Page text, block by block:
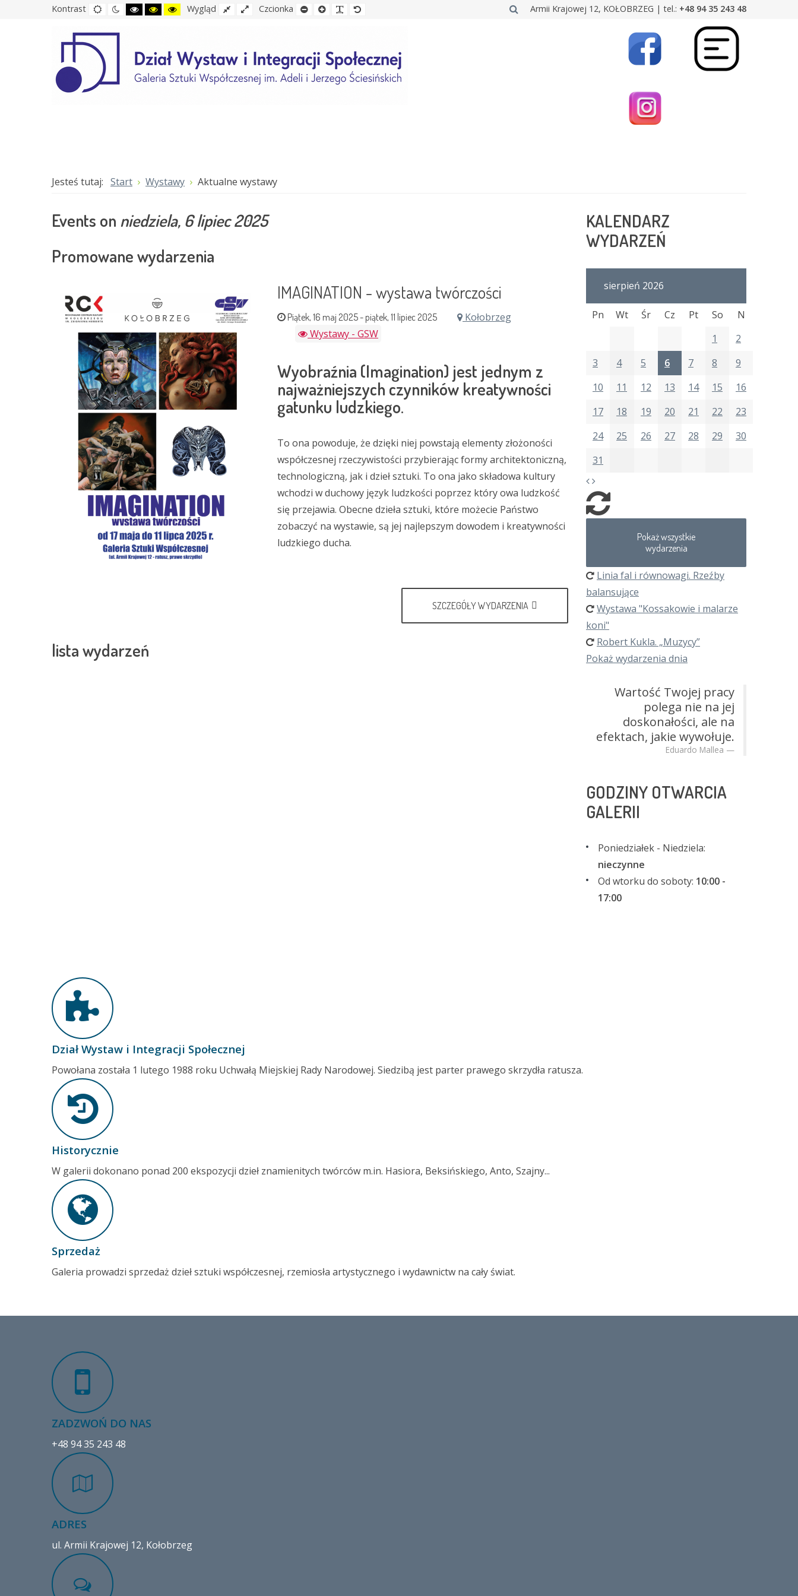
Kontrast Tryb
domyślny
Tryb
nocny
Tryb
wysokiego
bieli
Tryb
wysokiego
żółetego
Tryb
wysokiego
czarnego
Wygląd Normlany
układ
Szeroki
Czcionka Ustaw
mniejszą
Ustaw
większą
Zwiększ
czytelność
Ustaw Armii Krajowej 12, KOŁOBRZEG | tel.: +48 94 35 243 48
Jesteś tutaj: Start Wystawy Aktualne wystawy
Events on niedziela, 6 lipiec 2025
Promowane wydarzenia
IMAGINATION - wystawa twórczości
Piątek, 16 maj 2025- piątek, 11 lipiec 2025
Kołobrzeg
Wystawy - GSW
Wyobraźnia (Imagination) jest jednym z
najważniejszych czynników kreatywności
gatunku ludzkiego.
To ona powoduje, że dzięki niej powstają elementy złożoności
współczesnej rzeczywistości przybierając formy architektoniczną,
technologiczną, jak i dzieł sztuki. To ona jako składowa kultury
wchodzi w duchowy język ludzkości poprzez który owa ludzkość
się przejawia. Obecne dzieła sztuki, które możecie Państwo
zobaczyć na wystawie, są jej najlepszym dowodem i kreatywności
ludzkiego ducha.
SZCZEGÓŁY WYDARZENIA
lista wydarzeń
KALENDARZ
WYDARZEŃ
sierpień 2026
Pn Wt Śr Cz Pt So
N
1
2
3
4 5 6 7 8
9
10
11 12 13 14 15
16
17
18 19 20 21 22
23
24
25 26 27 28 29
30
31
Pokaż wszystkie
wydarzenia
Linia fal i równowagi. Rzeźby
balansujące
Wystawa "Kossakowie i malarze
koni"
Robert Kukla. „Muzycy”
Pokaż wydarzenia dnia
Wartość Twojej pracy
polega nie na jej
doskonałości, ale na
efektach, jakie wywołuje.
Eduardo Mallea
GODZINY OTWARCIA
GALERII
Poniedziałek - Niedziela:
nieczynne
Od wtorku do soboty: 10:00 -
17:00
Dział Wystaw i Integracji Społecznej
Powołana została 1 lutego 1988 roku Uchwałą Miejskiej Rady Narodowej. Siedzibą jest parter prawego skrzydła ratusza.
Historycznie
W galerii dokonano ponad 200 ekspozycji dzieł znamienitych twórców m.in. Hasiora, Beksińskiego, Anto, Szajny...
Sprzedaż
Galeria prowadzi sprzedaż dzieł sztuki współczesnej, rzemiosła artystycznego i wydawnictw na cały świat.
ZADZWOŃ DO NAS
+48 94 35 243 48
ADRES
ul. Armii Krajowej 12, Kołobrzeg